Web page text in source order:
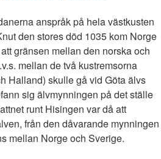
anspråk på hela västkusten
den stores död 1035 kom Norge
gränsen mellan den norska och
mellan de två kustremsorna
Halland) skulle gå vid Göta älvs
sig älvmynningen på det ställe
runt Hisingen var då att
från den dåvarande mynningen
mellan Norge och Sverige.